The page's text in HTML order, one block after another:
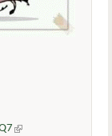
(külső